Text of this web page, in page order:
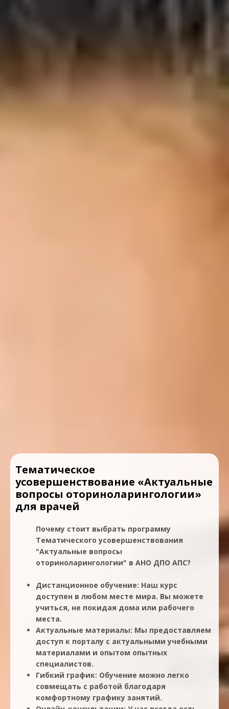
Тематическое
усовершенствование «Актуальные
вопросы оториноларингологии»
для врачей
Почему стоит выбрать программу
Тематического усовершенствования
"Актуальные вопросы
оториноларингологии" в АНО ДПО АПС?
Дистанционное обучение: Наш курс
доступен в любом месте мира. Вы можете
учиться, не покидая дома или рабочего
места.
Актуальные материалы: Мы предоставляем
доступ к порталу с актуальными учебными
материалами и опытом опытных
специалистов.
Гибкий график: Обучение можно легко
совмещать с работой благодаря
комфортному графику занятий.